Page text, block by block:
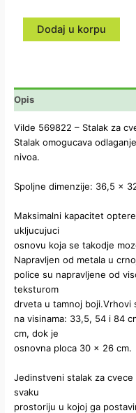
Dodaj u korpu
Opis
Vilde 569822 – Stalak za
Stalak omogucava
nivoa.
Spoljne dimenzije: 36,5 x
Maksimalni kapacitet
ukljucujuci
osnovu koja se takodje
Napravljen od metala u
police su napravljene od
teksturom
drveta u tamnoj boji.Vrhovi
na visinama: 33,5, 54 i 84
cm, dok je
osnovna ploca 30 x 26 cm.
Jedinstveni stalak za
svaku
prostoriju u kojoj ga